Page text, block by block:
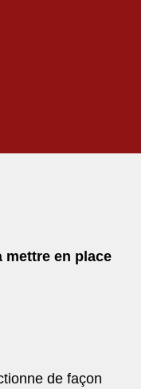
en place
de façon